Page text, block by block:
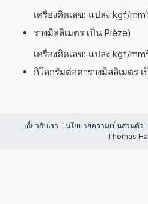
เครื่องคิดเลข: แปลง kgf/
รางมิลลิเมตร เป็น Pièze)
เครื่องคิดเลข: แปลง kgf/
กิโลกรัมต่อตารางมิลลิเมตร
เกี่ยวกับเรา - นโยบายความเป็นส่วนตัว -
Thomas